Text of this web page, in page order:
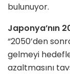
bulunuyor.
Japonya’nın
“2050’den
gelmeyi
azaltmasını